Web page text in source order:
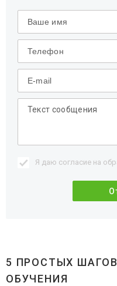
Я даю согласие на
5 ПРОСТЫХ
ОБУЧЕНИЯ